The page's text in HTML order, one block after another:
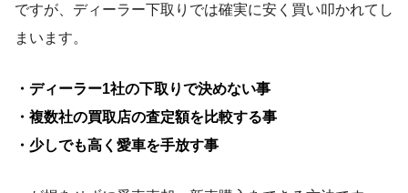
ですが、ディーラー下取りでは確実に安く買い叩かれてし
まいます。
・ディーラー1社の下取りで決めない事
・複数社の買取店の査定額を比較する事
・少しでも高く愛車を手放す事